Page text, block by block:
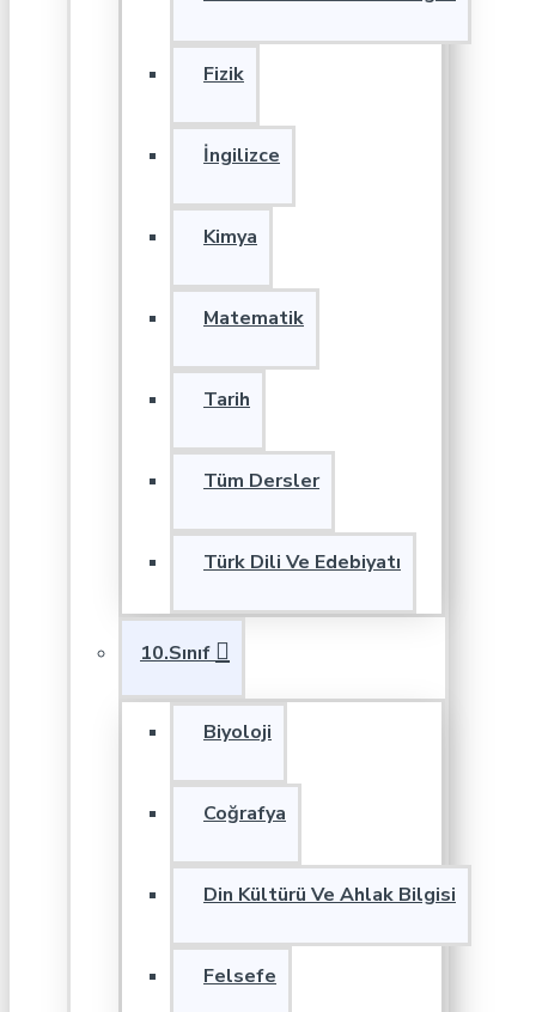
Fizik
İngilizce
Kimya
Matematik
Tarih
Tüm Dersler
Türk Dili Ve Edebiyatı
10.Sınıf
Biyoloji
Coğrafya
Din Kültürü Ve Ahlak Bilgisi
Felsefe